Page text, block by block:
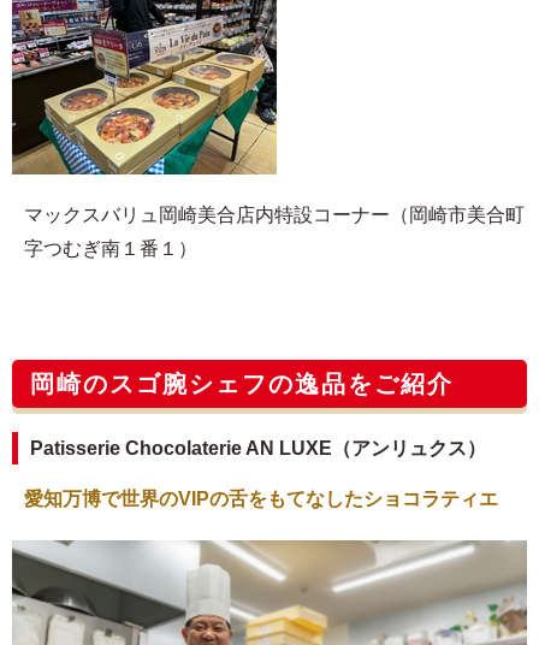
マックスバリュ岡崎美合店内特設コーナー（岡崎市美合町
字つむぎ南１番１）
岡崎のスゴ腕シェフの逸品をご紹介
Patisserie Chocolaterie AN LUXE（アンリュクス）
愛知万博で世界のVIPの舌をもてなしたショコラティエ